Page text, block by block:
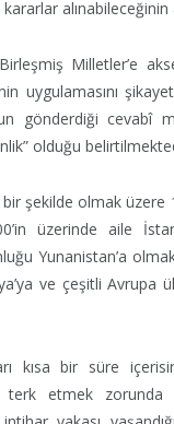
alınabileceğinin
Milletler’e
uygulamasını
gönderdiği cevabî
olduğu
şekilde olmak üzere
üzerinde aile
Yunanistan’a
ve çeşitli Avrupa
kısa bir süre
terk etmek zorunda